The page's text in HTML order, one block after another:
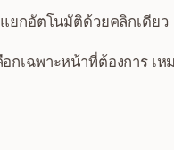
ยกอัตโนมัติด้วยคลิกเดียว
กเฉพาะหน้าที่ต้องการ